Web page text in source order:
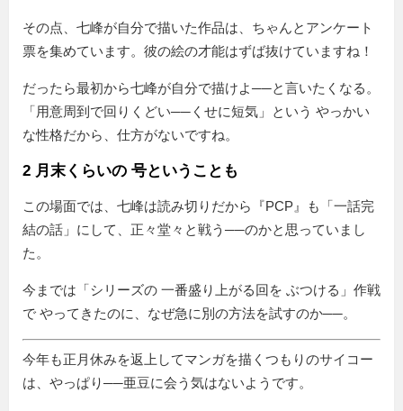
その点、七峰が自分で描いた作品は、ちゃんとアンケート
票を集めています。彼の絵の才能はずば抜けていますね！
だったら最初から七峰が自分で描けよ──と言いたくなる。
「用意周到で回りくどい──くせに短気」という やっかい
な性格だから、仕方がないですね。
2 月末くらいの 号ということも
この場面では、七峰は読み切りだから『PCP』も
一話完
結の話
にして、正々堂々と戦う──のかと思っていまし
た。
今までは シリーズの 一番盛り上がる回を ぶつける
作戦
で やってきたのに、なぜ急に別の方法を試すのか──。
今年も正月休みを返上してマンガを描くつもりのサイコー
は、やっぱり──亜豆に会う気はないようです。